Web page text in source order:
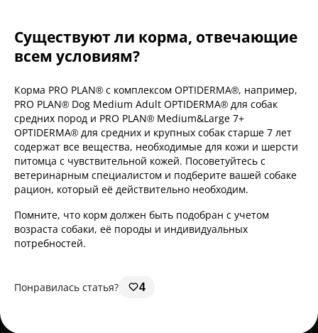
Существуют ли корма, отвечающие
всем условиям?
Корма PRO PLAN® с комплексом OPTIDERMA®, например,
PRO PLAN® Dog Medium Adult OPTIDERMA® для собак
средних пород и PRO PLAN® Medium&Large 7+
OPTIDERMA® для средних и крупных собак старше 7 лет
содержат все вещества, необходимые для кожи и шерсти
питомца с чувствительной кожей. Посоветуйтесь с
ветеринарным специалистом и подберите вашей собаке
рацион, который её действительно необходим.
Помните, что корм должен быть подобран с учетом
возраста собаки, её породы и индивидуальных
потребностей.
Понравилась статья? 4